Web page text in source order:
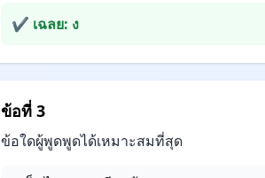
✔ เฉลย: ง
ข้อที่ 3
ข้อใดผู้พูดพูดได้เหมาะสมที่สุด